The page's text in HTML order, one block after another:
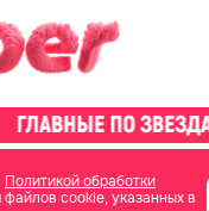
Политикой обработки
cookie, указанных в
новости